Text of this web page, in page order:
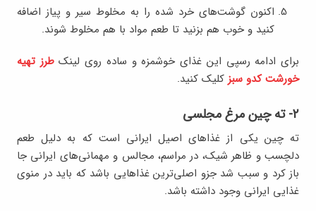
اکنون گوشت‌های خرد شده را به مخلوط سیر و پیاز اضافه
کنید و خوب هم بزنید تا طعم مواد با هم مخلوط شوند.
برای ادامه رسپی این غذای خوشمزه و ساده روی لینکطرز تهیه
خورشت کدو سبز کلیک کنید.
۲- ته چین مرغ مجلسی
ته چین یکی از غذاهای اصیل ایرانی است که به دلیل طعم
دلچسب و ظاهر شیک، در مراسم، مجالس و مهمانی‌های ایرانی جا
باز کرد و سبب شد جزو اصلی‌ترین غذاهایی باشد که باید در منوی
غذایی ایرانی وجود داشته باشد.